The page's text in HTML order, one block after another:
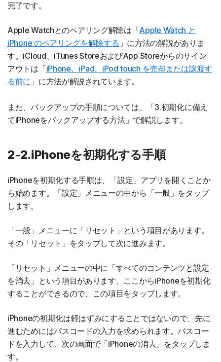
完了です。
Apple Watchとのペアリング解除は「Apple Watch と
iPhone のペアリングを解除する 」に方法の解説がありま
す。iCloud、iTunes StoreおよびApp Storeからのサイン
アウトは「iPhone、iPad、iPod touch を売却または譲渡す
る前に 」に方法が解説されています。
また、バックアップの手順については、「3.初期化に備え
てiPhoneをバックアップする方法」で解説します。
2-2.iPhoneを初期化する手順
iPhoneを初期化する手順は、「設定」アプリを開くことか
ら始めます。「設定」メニューの中から「一般」をタップ
します。
「一般」メニューに「リセット」という項目があります。
その「リセット」をタップして次に進みます。
「リセット」メニューの中に「すべてのコンテンツと設定
を消去」という項目があります。ここからiPhoneを初期化
することができるので、この項目をタップします。
iPhoneの初期化は軽はずみにすることではないので、先に
進むためにはパスコードの入力を求められます。パスコー
ドを入力して、次の画面で「iPhoneの消去」をタップしま
す。